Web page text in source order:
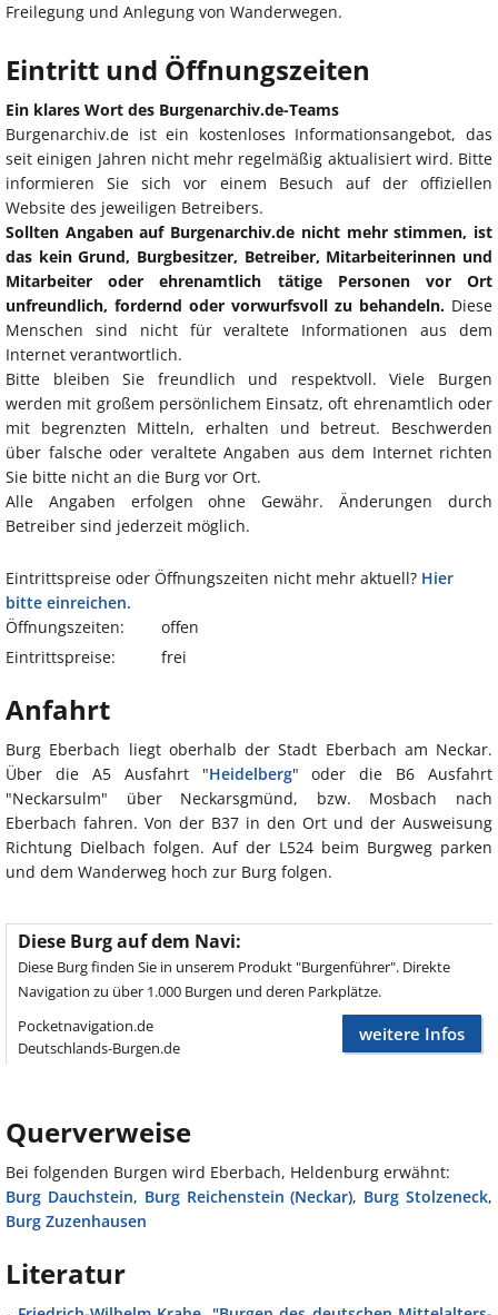
Freilegung und Anlegung von Wanderwegen.
Eintritt und Öffnungszeiten
Ein klares Wort des Burgenarchiv.de-Teams
Burgenarchiv.de ist ein kostenloses Informationsangebot, das
seit einigen Jahren nicht mehr regelmäßig aktualisiert wird. Bitte
informieren Sie sich vor einem Besuch auf der offiziellen
Website des jeweiligen Betreibers.
Sollten Angaben auf Burgenarchiv.de nicht mehr stimmen, ist
das kein Grund, Burgbesitzer, Betreiber, Mitarbeiterinnen und
Mitarbeiter oder ehrenamtlich tätige Personen vor Ort
unfreundlich, fordernd oder vorwurfsvoll zu behandeln. Diese
Menschen sind nicht für veraltete Informationen aus dem
Internet verantwortlich.
Bitte bleiben Sie freundlich und respektvoll. Viele Burgen
werden mit großem persönlichem Einsatz, oft ehrenamtlich oder
mit begrenzten Mitteln, erhalten und betreut. Beschwerden
über falsche oder veraltete Angaben aus dem Internet richten
Sie bitte nicht an die Burg vor Ort.
Alle Angaben erfolgen ohne Gewähr. Änderungen durch
Betreiber sind jederzeit möglich.
Eintrittspreise oder Öffnungszeiten nicht mehr aktuell? Hier
bitte einreichen.
Öffnungszeiten:
offen
Eintrittspreise:
frei
Anfahrt
Burg Eberbach liegt oberhalb der Stadt Eberbach am Neckar.
Über die A5 Ausfahrt "Heidelberg" oder die B6 Ausfahrt
"Neckarsulm" über Neckarsgmünd, bzw. Mosbach nach
Eberbach fahren. Von der B37 in den Ort und der Ausweisung
Richtung Dielbach folgen. Auf der L524 beim Burgweg parken
und dem Wanderweg hoch zur Burg folgen.
Diese Burg auf dem Navi:
Diese Burg finden Sie in unserem Produkt "Burgenführer". Direkte
Navigation zu über 1.000 Burgen und deren Parkplätze.
Pocketnavigation.de
Deutschlands-Burgen.de
weitere Infos
Querverweise
Bei folgenden Burgen wird Eberbach, Heldenburg erwähnt:
Burg Dauchstein, Burg Reichenstein (Neckar), Burg Stolzeneck,
Burg Zuzenhausen
Literatur